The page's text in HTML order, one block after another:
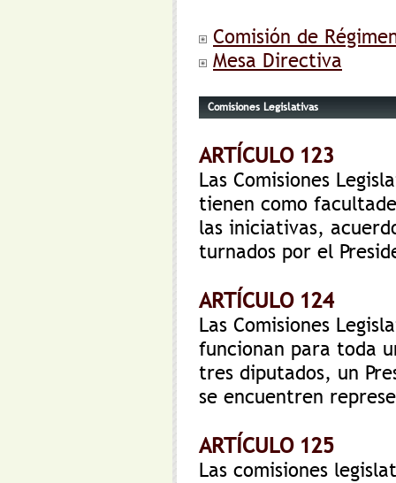
Comisión de
Mesa Directiva
Comisiones Legislativas
ARTÍCULO 123
Las Comisiones
tienen como
las iniciativas,
turnados por el
ARTÍCULO 124
Las Comisiones
funcionan para toda
tres diputados, un
se encuentren
ARTÍCULO 125
Las comisiones